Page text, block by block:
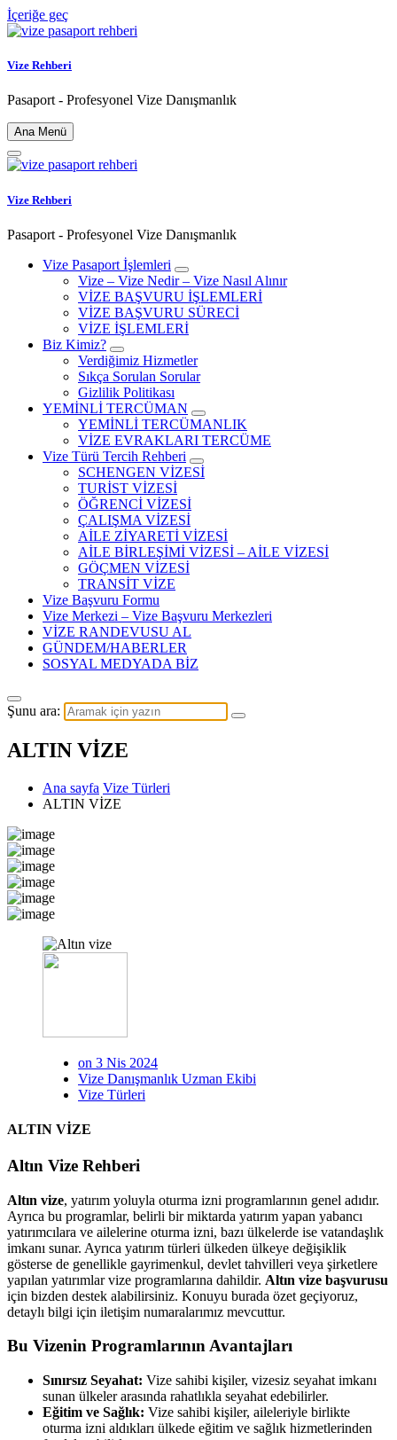
İçeriğe geç
Vize Rehberi
Pasaport - Profesyonel Vize Danışmanlık
Ana Menü
Vize Rehberi
Pasaport - Profesyonel Vize Danışmanlık
Vize Pasaport İşlemleri
Vize – Vize Nedir – Vize Nasıl Alınır
VİZE BAŞVURU İŞLEMLERİ
VİZE BAŞVURU SÜRECİ
VİZE İŞLEMLERİ
Biz Kimiz?
Verdiğimiz Hizmetler
Sıkça Sorulan Sorular
Gizlilik Politikası
YEMİNLİ TERCÜMAN
YEMİNLİ TERCÜMANLIK
VİZE EVRAKLARI TERCÜME
Vize Türü Tercih Rehberi
SCHENGEN VİZESİ
TURİST VİZESİ
ÖĞRENCİ VİZESİ
ÇALIŞMA VİZESİ
AİLE ZİYARETİ VİZESİ
AİLE BİRLEŞİMİ VİZESİ – AİLE VİZESİ
GÖÇMEN VİZESİ
TRANSİT VİZE
Vize Başvuru Formu
Vize Merkezi – Vize Başvuru Merkezleri
VİZE RANDEVUSU AL
GÜNDEM/HABERLER
SOSYAL MEDYADA BİZ
Şunu ara:
ALTIN VİZE
Ana sayfa Vize Türleri
ALTIN VİZE
on 3 Nis 2024
Vize Danışmanlık Uzman Ekibi
Vize Türleri
ALTIN VİZE
Altın Vize Rehberi
Altın vize, yatırım yoluyla oturma izni programlarının genel adıdır.
Ayrıca bu programlar, belirli bir miktarda yatırım yapan yabancı
yatırımcılara ve ailelerine oturma izni, bazı ülkelerde ise vatandaşlık
imkanı sunar. Ayrıca yatırım türleri ülkeden ülkeye değişiklik
gösterse de genellikle gayrimenkul, devlet tahvilleri veya şirketlere
yapılan yatırımlar vize programlarına dahildir. Altın vize başvurusu
için bizden destek alabilirsiniz. Konuyu burada özet geçiyoruz,
detaylı bilgi için iletişim numaralarımız mevcuttur.
Bu Vizenin Programlarının Avantajları
Sınırsız Seyahat: Vize sahibi kişiler, vizesiz seyahat imkanı
sunan ülkeler arasında rahatlıkla seyahat edebilirler.
Eğitim ve Sağlık: Vize sahibi kişiler, aileleriyle birlikte
oturma izni aldıkları ülkede eğitim ve sağlık hizmetlerinden